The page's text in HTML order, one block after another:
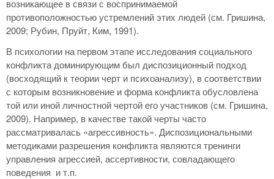
возникающее в связи с воспринимаемой
противоположностью устремлений этих людей (см. Гришина,
2009; Рубин, Пруйт, Ким, 1991).
В психологии на первом этапе исследования социального
конфликта доминирующим был диспозиционный подход
(восходящий к теории черт и психоанализу), в соответствии
с которым возникновение и форма конфликта обусловлена
той или иной личностной чертой его участников (см. Гришина,
2009). Например, в качестве такой черты часто
рассматривалась «агрессивность». Диспозициональными
методиками разрешения конфликта являются тренинги
управления агрессией, ассертивности, совладающего
поведения и т.п.